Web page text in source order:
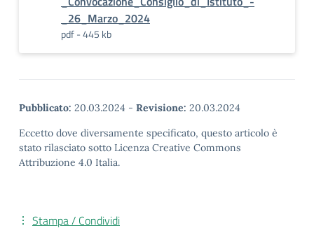
_26_Marzo_2024
pdf - 445 kb
Pubblicato: 20.03.2024 - Revisione: 20.03.2024
Eccetto dove diversamente specificato, questo articolo è
stato rilasciato sotto Licenza Creative Commons
Attribuzione 4.0 Italia.
Stampa / Condividi